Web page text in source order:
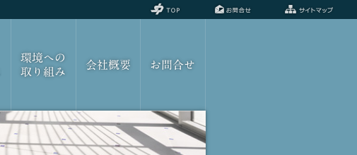
環境への
取り組み
会社概要 お問合せ